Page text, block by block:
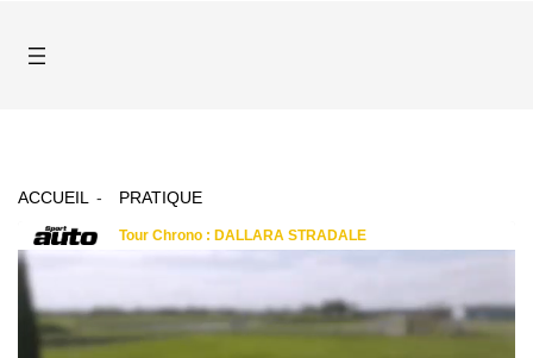
ACCUEIL PRATIQUE